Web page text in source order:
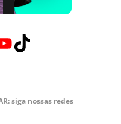
TikTok
siga nossas redes